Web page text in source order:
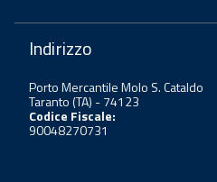
Indirizzo
Porto Mercantile Molo S. Cataldo
Taranto (TA) - 74123
Codice Fiscale:
90048270731